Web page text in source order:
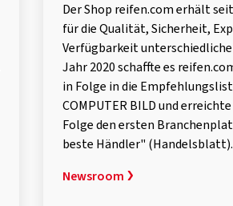
Der Shop reifen.com erhält
für die Qualität, Sicherheit,
Verfügbarkeit
Jahr 2020 schaffte es
in Folge in die
COMPUTER BILD und
Folge den ersten
beste Händler" (Handelsblatt).
Newsroom